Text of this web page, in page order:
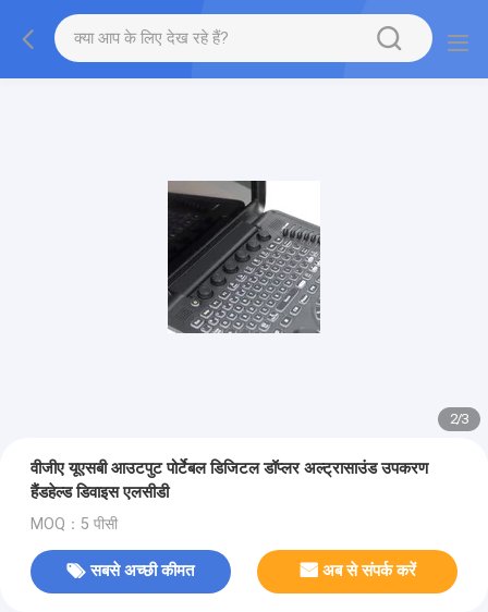
2/3
वीजीए यूएसबी आउटपुट पोर्टेबल डिजिटल डॉप्लर अल्ट्रासाउंड उपकरण
हैंडहेल्ड डिवाइस एलसीडी
MOQ：5 पीसी
सबसे अच्छी कीमत अब से संपर्क करें